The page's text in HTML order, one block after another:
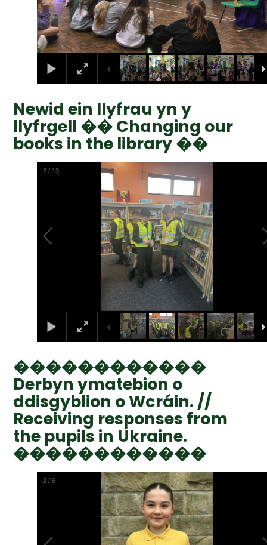
Newid ein llyfrau yn y
llyfrgell �� Changing our
books in the library ��
2 / 13
������������
Derbyn ymatebion o
ddisgyblion o Wcráin. //
Receiving responses from
the pupils in Ukraine.
������������
2 /6